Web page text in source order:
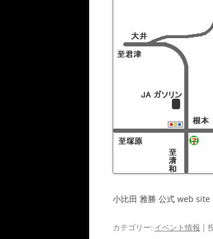
小比田 雅勝 公式 web site
カテゴリー: イベント情報 |